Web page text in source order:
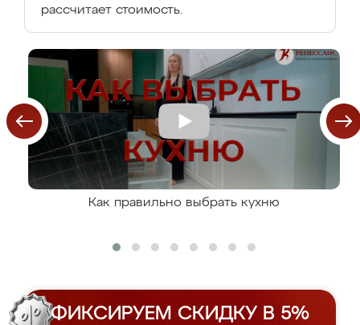
рассчитает стоимость.
Как правильно выбрать кухню
ФИКСИРУЕМ СКИДКУ В 5%